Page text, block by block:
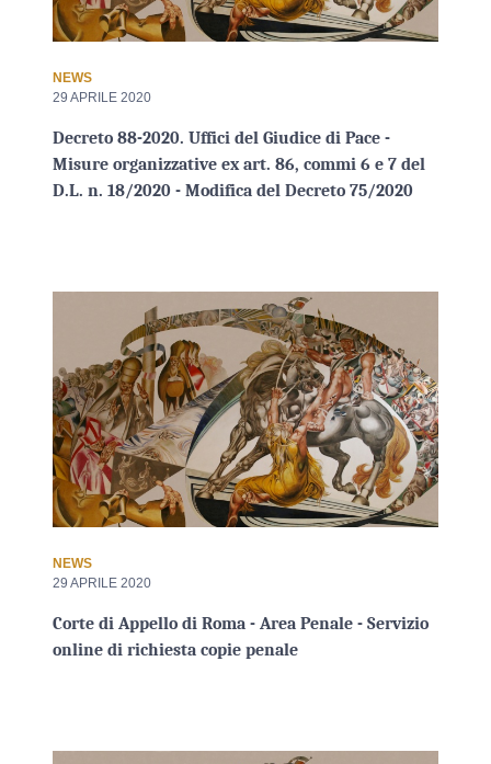
NEWS
29 APRILE 2020
Decreto 88-2020. Uffici del Giudice di Pace -
Misure organizzative ex art. 86, commi 6 e 7 del
D.L. n. 18/2020 - Modifica del Decreto 75/2020
NEWS
29 APRILE 2020
Corte di Appello di Roma - Area Penale - Servizio
online di richiesta copie penale